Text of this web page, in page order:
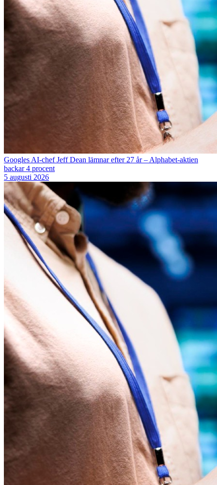
Googles AI-chef Jeff Dean lämnar efter 27 år – Alphabet-aktien
backar 4 procent
5 augusti 2026